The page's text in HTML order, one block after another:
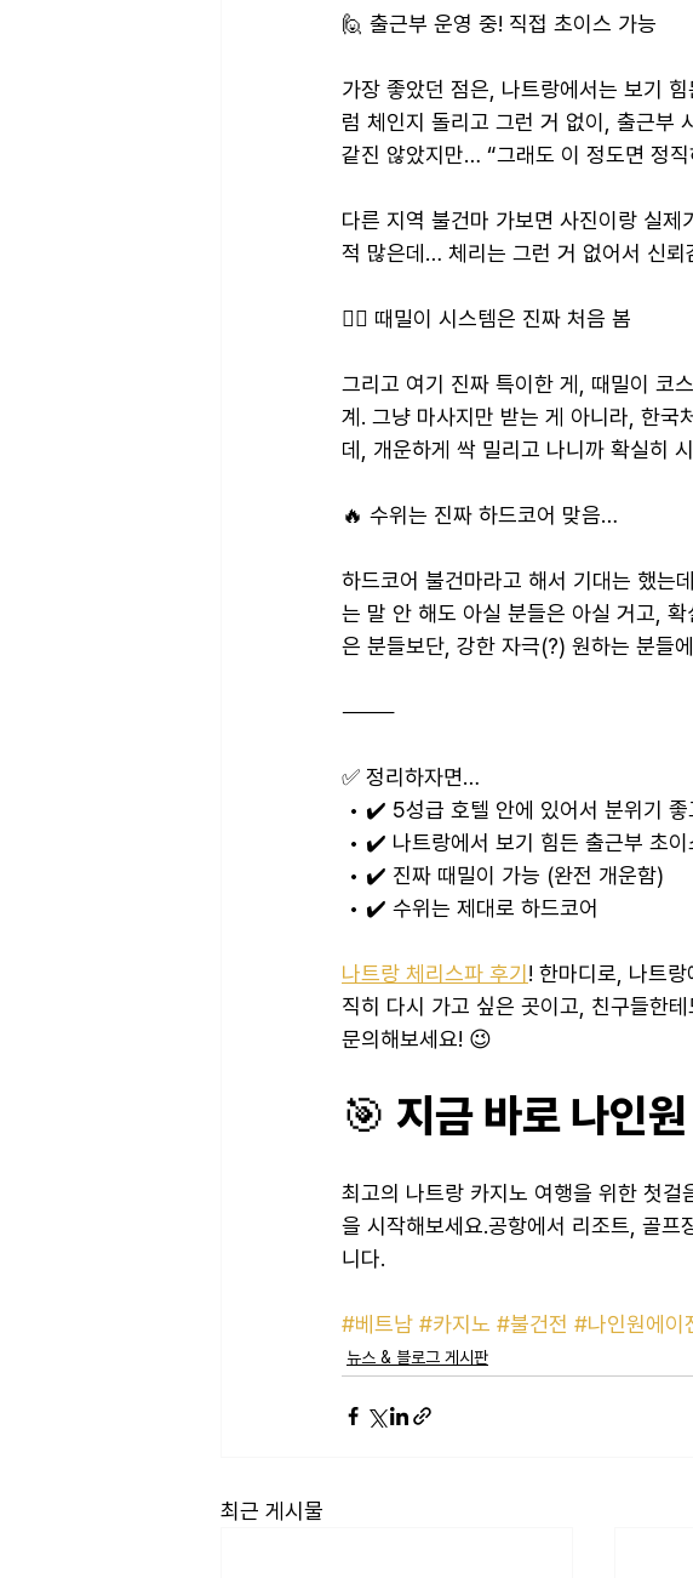
🙋 출근부 운영 중! 직접 초이스 가능
가장 좋았던 점은, 나트랑에서는 보기
럼 체인지 돌리고 그런 거 없이, 출근부
같진 않았지만… “그래도 이 정도면 정
다른 지역 불건마 가보면 사진이랑 실
적 많은데… 체리는 그런 거 없어서 신뢰
🧖‍♂️ 때밀이 시스템은 진짜 처음 봄
그리고 여기 진짜 특이한 게, 때밀이 코
계. 그냥 마사지만 받는 게 아니라, 한국
데, 개운하게 싹 밀리고 나니까 확실히
🔥 수위는 진짜 하드코어 맞음…
하드코어 불건마라고 해서 기대는 했는
는 말 안 해도 아실 분들은 아실 거고,
은 분들보단, 강한 자극(?) 원하는 분들
⸻
✅ 정리하자면…
• ✔️ 5성급 호텔 안에 있어서 분위기 좋
• ✔️ 나트랑에서 보기 힘든 출근부 초이
• ✔️ 진짜 때밀이 가능 (완전 개운함)
• ✔️ 수위는 제대로 하드코어
나트랑 체리스파 후기 ! 한마디로, 나트
직히 다시 가고 싶은 곳이고, 친구들한
문의해보세요! 😉
🎯 지금 바로 나인
최고의 나트랑 카지노 여행을 위한 첫
을 시작해보세요.공항에서 리조트, 골
니다.
#베트남 #카지노 #불건전 #나인원에이
뉴스 & 블로그 게시판
최근 게시물